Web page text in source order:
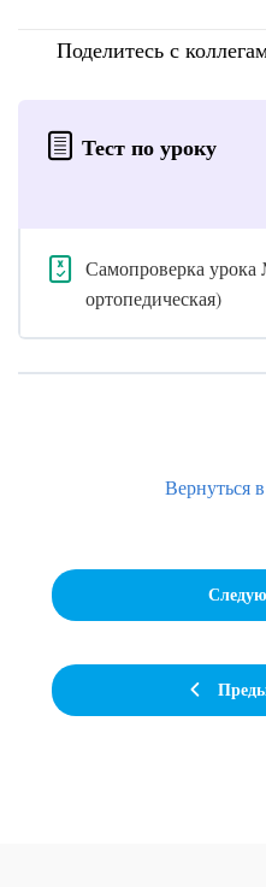
Поделитесь с
Тест по уроку
Самопроверка
ортопедическая)
Вернуться